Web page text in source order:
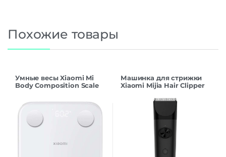
Похожие товары
Умные весы Xiaomi Mi
Body Composition Scale
Машинка для стрижки
Xiaomi Mijia Hair Clipper